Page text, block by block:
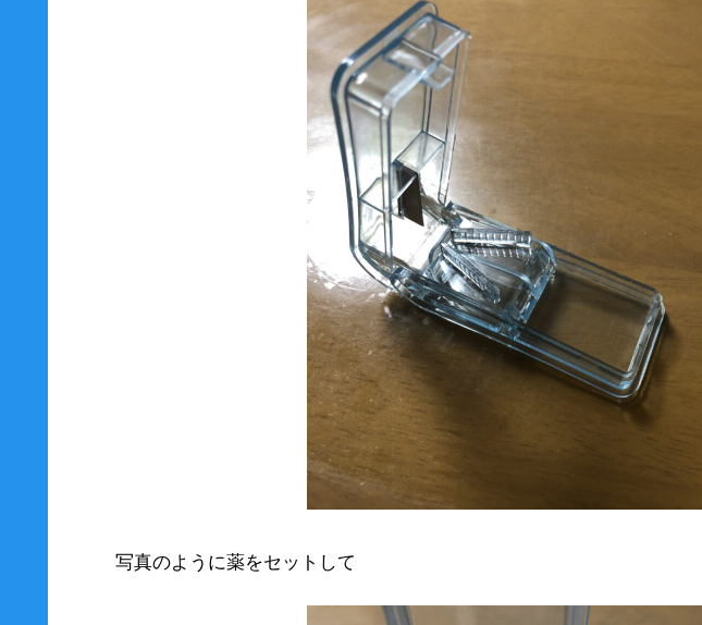
写真のように薬をセットして